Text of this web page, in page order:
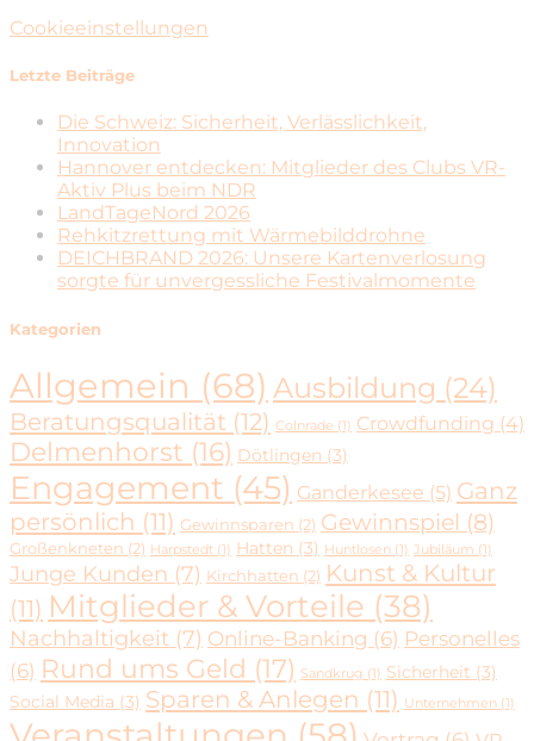
Cookieeinstellungen
Letzte Beiträge
Die Schweiz: Sicherheit, Verlässlichkeit,
Innovation
Hannover entdecken: Mitglieder des Clubs VR-
Aktiv Plus beim NDR
LandTageNord 2026
Rehkitzrettung mit Wärmebilddrohne
DEICHBRAND 2026: Unsere Kartenverlosung
sorgte für unvergessliche Festivalmomente
Kategorien
Allgemein (68) Ausbildung (24)
Beratungsqualität (12) Colnrade (1) Crowdfunding (4)
Delmenhorst (16) Dötlingen (3)
Engagement (45) Ganderkesee (5) Ganz
persönlich (11) Gewinnsparen (2) Gewinnspiel (8)
Großenkneten (2) Harpstedt (1) Hatten (3) Huntlosen (1) Jubiläum (1)
Junge Kunden (7) Kirchhatten (2) Kunst & Kultur
(11) Mitglieder & Vorteile (38)
Nachhaltigkeit (7) Online-Banking (6) Personelles
(6) Rund ums Geld (17) Sandkrug (1) Sicherheit (3)
Social Media (3) Sparen & Anlegen (11) Unternehmen (1)